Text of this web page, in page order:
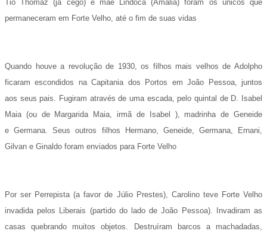
Tio Thomaz (já cego) e mãe Lindóca (Amália) foram os únicos que
permaneceram em Forte Velho, até o fim de suas vidas
Quando houve a revolução de 1930, os filhos mais velhos de Adolpho
ficaram escondidos na Capitania dos Portos em João Pessoa, juntos
aos seus pais. Fugiram através de uma escada, pelo quintal de D. Isabel
Maia (ou de Margarida Maia, irmã de Isabel ), madrinha de Geneide
eGermana. Seus outros filhos Hermano, Geneide, Germana, Ernani,
Gilvan e Ginaldo foram enviados para Forte Velho
Por ser Perrepista (a favorde Júlio Prestes), Carolino teve Forte Velho
invadida pelos Liberais (partido do lado de João Pessoa). Invadiram as
casas quebrando muitosobjetos. Destruíram barcos a machadadas,